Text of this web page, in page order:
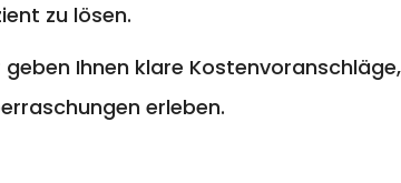
zu lösen.
geben Ihnen klare
erleben.